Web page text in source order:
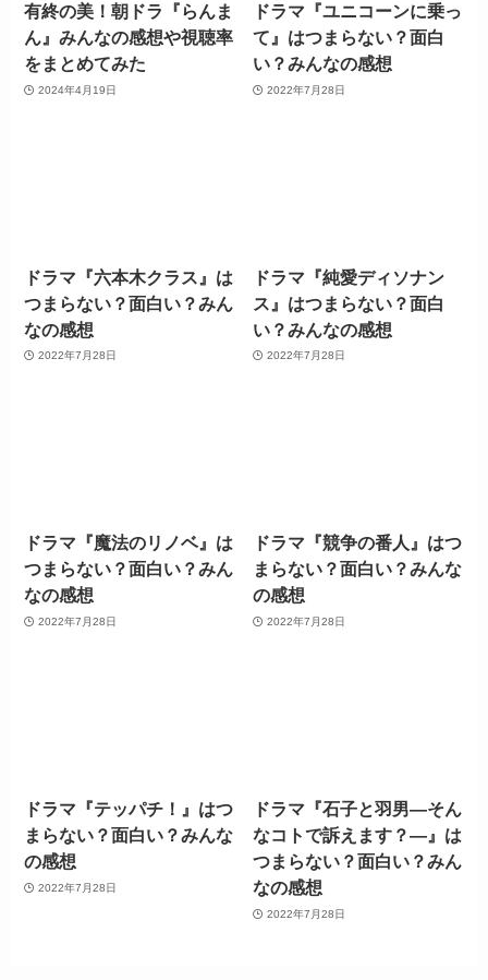
有終の美！朝ドラ『らんま
ん』みんなの感想や視聴率
をまとめてみた
2024年4月19日
ドラマ『ユニコーンに乗っ
て』はつまらない？面白
い？みんなの感想
2022年7月28日
ドラマ『六本木クラス』は
つまらない？面白い？みん
なの感想
2022年7月28日
ドラマ『純愛ディソナン
ス』はつまらない？面白
い？みんなの感想
2022年7月28日
ドラマ『魔法のリノベ』は
つまらない？面白い？みん
なの感想
2022年7月28日
ドラマ『競争の番人』はつ
まらない？面白い？みんな
の感想
2022年7月28日
ドラマ『テッパチ！』はつ
まらない？面白い？みんな
の感想
2022年7月28日
ドラマ『石子と羽男―そん
なコトで訴えます？―』は
つまらない？面白い？みん
なの感想
2022年7月28日